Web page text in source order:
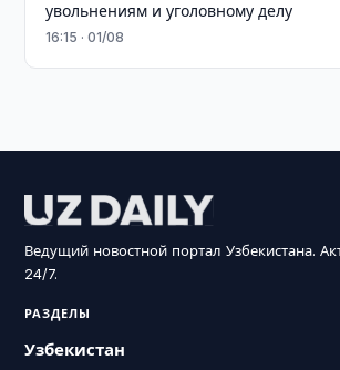
увольнениям и уголовному делу
16:15 · 01/08
Ведущий новостной портал Узбекистана.
24/7.
РАЗДЕЛЫ
Узбекистан